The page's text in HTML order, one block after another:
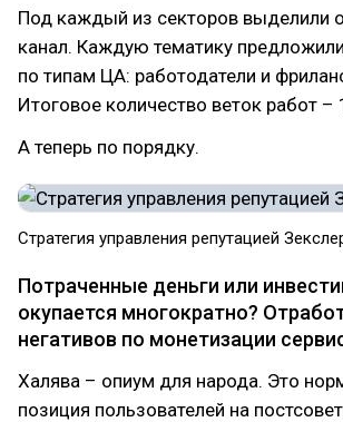
Под каждый из секторов выделили
канал. Каждую тематику
по типам ЦА: работодатели и
Итоговое количество веток работ –
А теперь по порядку.
Стратегия управления репутацией
Потраченные деньги или
окупается многократно?
негативов по монетизации
Халява – опиум для народа. Это
позиция пользователей на